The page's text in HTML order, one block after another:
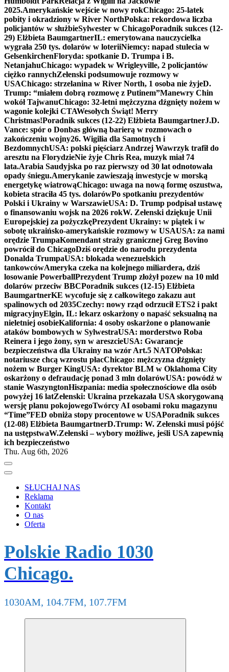
2025.Amerykańskie wejście w nowy rokChicago: 25-latek
pobity i okradziony w River NorthPolska: rekordowa liczba
policjantów w służbieSylwester w ChicagoPoradnik sukces (12-
29) Elżbieta BaumgartnerIL: emerytowana nauczycielka
wygrała 250 tys. dolarów w loteriiNiemcy: napad stulecia w
GelsenkirchenFloryda: spotkanie D. Trumpa i B.
NetanjahuChicago: wypadek w Wrigleyville, 2 policjantów
ciężko rannychZełenski podsumowuje rozmowy w
USAChicago: strzelanina w River North, 1 osoba nie żyjeD.
Trump: “miałem dobrą rozmowę z Putinem”Manewry Chin
wokół TajwanuChicago: 32-letni mężczyzna dźgnięty nożem w
wagonie kolejki CTAWesołych Świąt! Merry
Christmas!Poradnik sukces (12-22) Elżbieta BaumgartnerJ.D.
Vance: spór o Donbas główną barierą w rozmowach o
zakończeniu wojny26. Wigilia dla Samotnych i
BezdomnychUSA: polski pięściarz Andrzej Wawrzyk trafił do
aresztu na FlorydzieNie żyje Chris Rea, muzyk miał 74
lata.Arabia Saudyjska po raz pierwszy od 30 lat odnotowała
opady śniegu.Amerykanie zawieszają inwestycje w morską
energetykę wiatrowąChicago: uwaga na nową formę oszustwa,
kobieta straciła 45 tys. dolarówPo spotkaniu prezydentów
Polski i Ukrainy w WarszawieUSA: D. Trump podpisał ustawę
o finansowaniu wojsk na 2026 rokW. Zełenski dziękuje Unii
Europejskiej za pożyczkęPrezydent Ukrainy: w piątek i w
sobotę ukraińsko-amerykańskie rozmowy w USAUSA: za nami
orędzie TrumpaKomendant straży granicznej Greg Bovino
powrócił do ChicagoDziś orędzie do narodu prezydenta
Donalda TrumpaUSA: blokada wenezuelskich
tankowcówAmeryka czeka na kolejnego miliardera, dziś
losowanie PowerballPrezydent Trump złożył pozew na 10 mld
dolarów przeciw BBCPoradnik sukces (12-15) Elżbieta
BaumgartnerKE wycofuje się z całkowitego zakazu aut
spalinowych od 2035Czechy: nowy rząd odrzucił ETS2 i pakt
migracyjnyElgin, IL: lekarz oskarżony o napaść seksualną na
nieletniej osobieKalifornia: 4 osoby oskarżone o planowanie
ataków bombowych w SylwestraUSA: morderstwo Roba
Reinera i jego żony, syn w areszcieUSA: Gwarancje
bezpieczeństwa dla Ukrainy na wzór Art.5 NATOPolska:
notariusze chcą wzrostu płacChicago: mężczyzna dźgnięty
nożem w Burger KingUSA: dyrektor BLM w Oklahoma City
oskarżony o defraudację ponad 3 mln dolarówUSA: powódź w
stanie WaszyngtonHiszpania: media społecznościowe dla osób
powyżej 16 latZełenski: Ukraina przekazała USA skorygowaną
wersję planu pokojowegoTwórcy AI osobami roku magazynu
“Time”FED obniża stopy procentowe w USAPoradnik sukces
(12-08) Elżbieta BaumgartnerD.Trump: W. Zełenski musi pójść
na ustępstwaW.Zełenski – wybory możliwe, jeśli USA zapewnią
ich bezpieczeństwo
Thu. Aug 6th, 2026
SŁUCHAJ NAS
Reklama
Kontakt
O nas
Oferta
Polskie Radio 1030
Chicago.
1030AM, 104.7FM, 107.7FM